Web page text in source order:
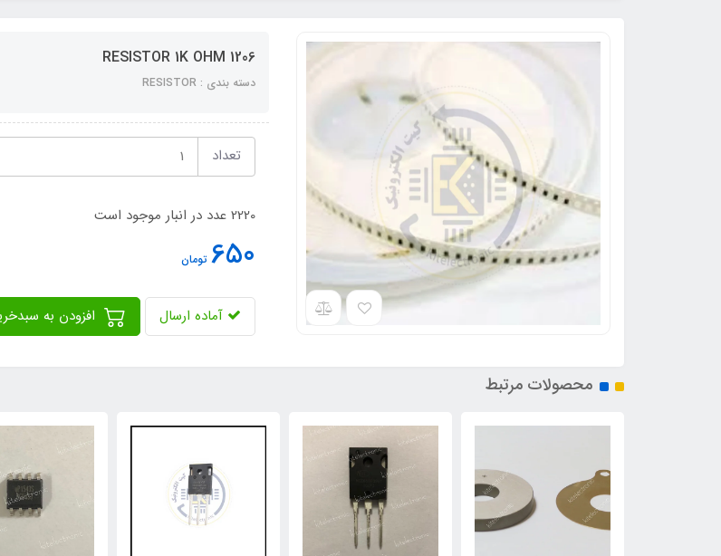
RESISTOR 1K OHM 1206
دسته بندی : RESISTOR
تعداد
2220 عدد در انبار موجود است
650تومان
آماده ارسال
محصولات مرتبط